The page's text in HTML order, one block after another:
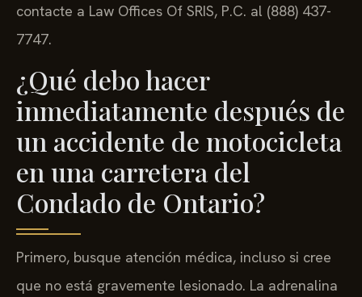
contacte a Law Offices Of SRIS, P.C. al (888) 437-
7747.
¿Qué debo hacer
inmediatamente después de
un accidente de motocicleta
en una carretera del
Condado de Ontario?
Primero, busque atención médica, incluso si cree
que no está gravemente lesionado. La adrenalina